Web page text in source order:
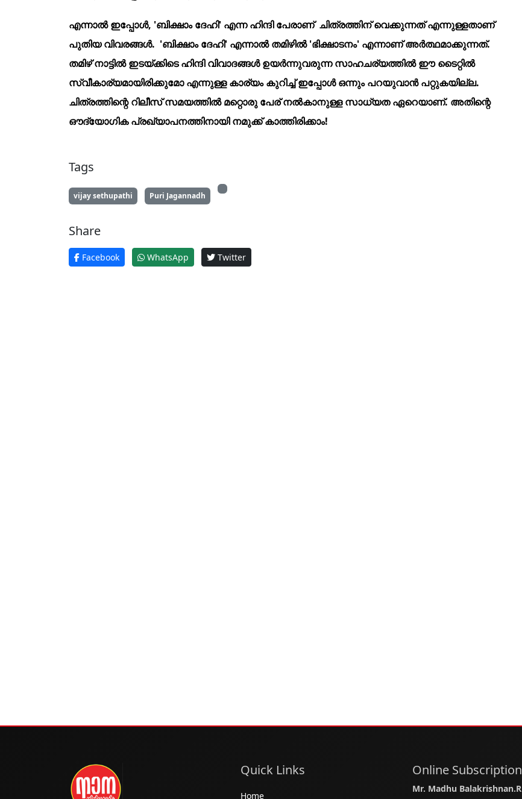
എന്നാൽ ഇപ്പോൾ, 'ബിക്ഷാം ദേഹി' എന്ന ഹിന്ദി പേരാണ് ചിത്രത്തിന് വെക്കുന്നത് എന്നുള്ളതാണ്
പുതിയ വിവരങ്ങൾ. 'ബിക്ഷാം ദേഹി' എന്നാൽ തമിഴിൽ 'ഭിക്ഷാടനം' എന്നാണ് അർത്ഥമാക്കുന്നത്.
തമിഴ് നാട്ടിൽ ഇടയ്ക്കിടെ ഹിന്ദി വിവാദങ്ങൾ ഉയർന്നുവരുന്ന സാഹചര്യത്തിൽ ഈ ടൈറ്റിൽ
സ്വീകാര്യമായിരിക്കുമോ എന്നുള്ള കാര്യം കുറിച്ച് ഇപ്പോൾ ഒന്നും പറയുവാൻ പറ്റുകയില്ല.
ചിത്രത്തിന്റെ റിലീസ് സമയത്തിൽ മറ്റൊരു പേര് നൽകാനുള്ള സാധ്യത ഏറെയാണ്. അതിന്റെ
ഔദ്യോഗിക പ്രഖ്യാപനത്തിനായി നമുക്ക് കാത്തിരിക്കാം!
Tags
vijay sethupathi Puri Jagannadh
Share
Facebook WhatsApp Twitter
Quick Links
Home
Online Subscription
Mr. Madhu Balakrishnan.R